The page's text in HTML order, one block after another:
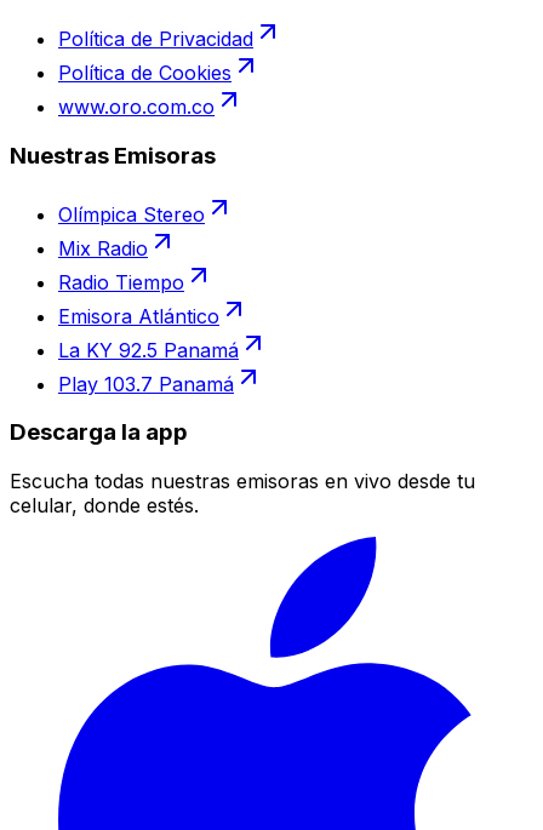
Política de Privacidad
Política de Cookies
www.oro.com.co
Nuestras Emisoras
Olímpica Stereo
Mix Radio
Radio Tiempo
Emisora Atlántico
La KY 92.5 Panamá
Play 103.7 Panamá
Descarga la app
Escucha todas nuestras emisoras en vivo desde tu
celular, donde estés.